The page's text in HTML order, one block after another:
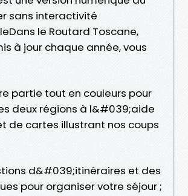
sans interactivité
le Routard Toscane,
à jour chaque année, vous
partie tout en couleurs pour
deux régions à l&#039;aide
de cartes illustrant nos coups
d&#039;itinéraires et des
pour organiser votre séjour ;